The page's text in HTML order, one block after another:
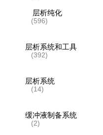
层析纯化
(596)
层析系统和工具
(392)
层析系统
(14)
缓冲液制备系统
(2)